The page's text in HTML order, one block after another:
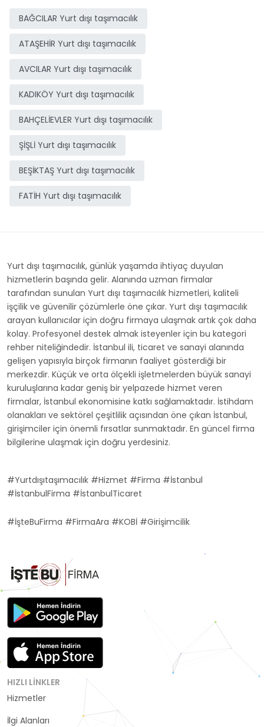
BAĞCILAR Yurt dışı taşımacılık
ATAŞEHİR Yurt dışı taşımacılık
AVCILAR Yurt dışı taşımacılık
KADIKÖY Yurt dışı taşımacılık
BAHÇELİEVLER Yurt dışı taşımacılık
ŞİŞLİ Yurt dışı taşımacılık
BEŞİKTAŞ Yurt dışı taşımacılık
FATİH Yurt dışı taşımacılık
Yurt dışı taşımacılık, günlük yaşamda ihtiyaç duyulan
hizmetlerin başında gelir. Alanında uzman firmalar
tarafından sunulan Yurt dışı taşımacılık hizmetleri, kaliteli
işçilik ve güvenilir çözümlerle öne çıkar. Yurt dışı taşımacılık
arayan kullanıcılar için doğru firmaya ulaşmak artık çok daha
kolay. Profesyonel destek almak isteyenler için bu kategori
rehber niteliğindedir. İstanbul ili, ticaret ve sanayi alanında
gelişen yapısıyla birçok firmanın faaliyet gösterdiği bir
merkezdir. Küçük ve orta ölçekli işletmelerden büyük sanayi
kuruluşlarına kadar geniş bir yelpazede hizmet veren
firmalar, İstanbul ekonomisine katkı sağlamaktadır. İstihdam
olanakları ve sektörel çeşitlilik açısından öne çıkan İstanbul,
girişimciler için önemli fırsatlar sunmaktadır. En güncel firma
bilgilerine ulaşmak için doğru yerdesiniz.
#Yurtdışıtaşımacılık #Hizmet #Firma #İstanbul
#İstanbulFirma #İstanbulTicaret
#İşteBuFirma #FirmaAra #KOBİ #Girişimcilik
HIZLI LINKLER
Hizmetler
İlgi Alanları